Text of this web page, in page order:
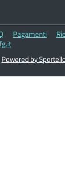
Pagamenti
Powered by